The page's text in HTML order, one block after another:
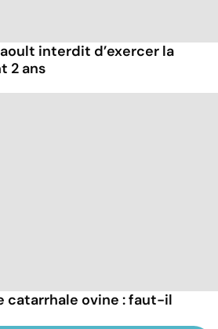
interdit d’exercer la
2 ans
catarrhale ovine : faut-il